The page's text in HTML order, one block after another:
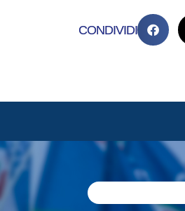
CONDIVIDI